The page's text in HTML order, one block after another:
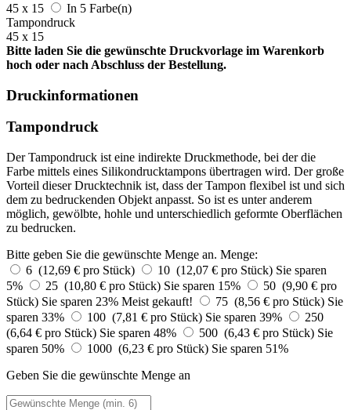
45 x 15
In 5 Farbe(n)
Tampondruck
45 x 15
Bitte laden Sie die gewünschte Druckvorlage im Warenkorb
hoch oder nach Abschluss der Bestellung.
Druckinformationen
Tampondruck
Der Tampondruck ist eine indirekte Druckmethode, bei der die
Farbe mittels eines Silikondrucktampons übertragen wird. Der große
Vorteil dieser Drucktechnik ist, dass der Tampon flexibel ist und sich
dem zu bedruckenden Objekt anpasst. So ist es unter anderem
möglich, gewölbte, hohle und unterschiedlich geformte Oberflächen
zu bedrucken.
Bitte geben Sie die gewünschte Menge an. Menge:
6 (12,69 € pro Stück)
10 (12,07 € pro Stück) Sie sparen
5%
25 (10,80 € pro Stück) Sie sparen 15%
50 (9,90 € pro
Stück) Sie sparen 23% Meist gekauft! 75 (8,56 € pro Stück) Sie
sparen 33%
100 (7,81 € pro Stück) Sie sparen 39%
250
(6,64 € pro Stück) Sie sparen 48% 500 (6,43 € pro Stück) Sie
sparen 50%
1000 (6,23 € pro Stück) Sie sparen 51%
Geben Sie die gewünschte Menge an